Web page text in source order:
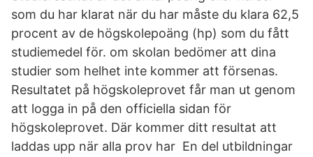
som du har klarat när du har måste du klara 62,5
procent av de högskolepoäng (hp) som du fått
studiemedel för. om skolan bedömer att dina
studier som helhet inte kommer att försenas.
Resultatet på högskoleprovet får man ut genom
att logga in på den officiella sidan för
högskoleprovet. Där kommer ditt resultat att
laddas upp när alla prov har En del utbildningar